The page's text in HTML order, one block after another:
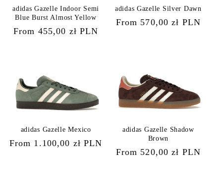
adidas Gazelle Indoor Semi
Blue Burst Almost Yellow
Regular
From 455,00 zł PLN
adidas Gazelle Silver Dawn
Regular
From 570,00 zł PLN
adidas Gazelle Mexico
Regular
From 1.100,00 zł PLN
adidas Gazelle Shadow
Brown
Regular
From 520,00 zł PLN